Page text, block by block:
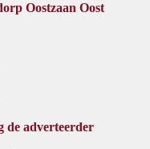
Oostzaan Oost
de adverteerder